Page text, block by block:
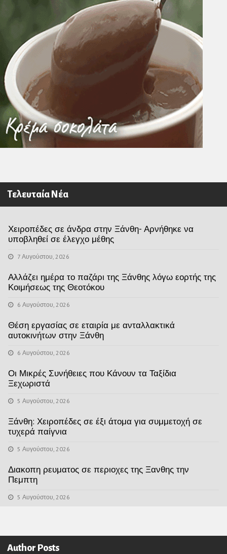
Τελευταία Νέα
Χειροπέδες σε άνδρα στην Ξάνθη- Αρνήθηκε να
υποβληθεί σε έλεγχο μέθης
7 Αυγούστου, 2026
Αλλάζει ημέρα το παζάρι της Ξάνθης λόγω εορτής της
Κοιμήσεως της Θεοτόκου
6 Αυγούστου, 2026
Θέση εργασίας σε εταιρία με ανταλλακτικά
αυτοκινήτων στην Ξάνθη
6 Αυγούστου, 2026
Οι Μικρές Συνήθειες που Κάνουν τα Ταξίδια
Ξεχωριστά
5 Αυγούστου, 2026
Ξάνθη: Χειροπέδες σε έξι άτομα για συμμετοχή σε
τυχερά παίγνια
5 Αυγούστου, 2026
Διακοπη ρευματος σε περιοχες της Ξανθης την
Πεμπτη
5 Αυγούστου, 2026
Author Posts